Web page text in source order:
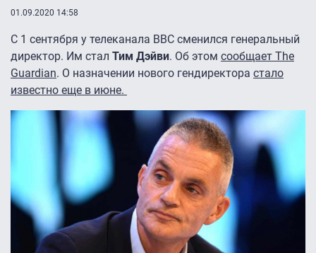
01.09.2020 14:58
С 1 сентября у телеканала BBC сменился генеральный
директор. Им стал Тим Дэйви. Об этом сообщает The
Guardian. О назначении нового гендиректора стало
известно еще в июне.